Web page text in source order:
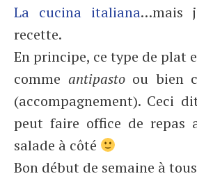
La cucina italiana…mais
recette.
En principe, ce type de plat
comme antipasto ou bien
(accompagnement). Ceci
peut faire office de repas
salade à côté
Bon début de semaine à